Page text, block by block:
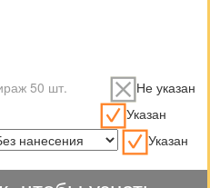
Не указан
Указан
Указан